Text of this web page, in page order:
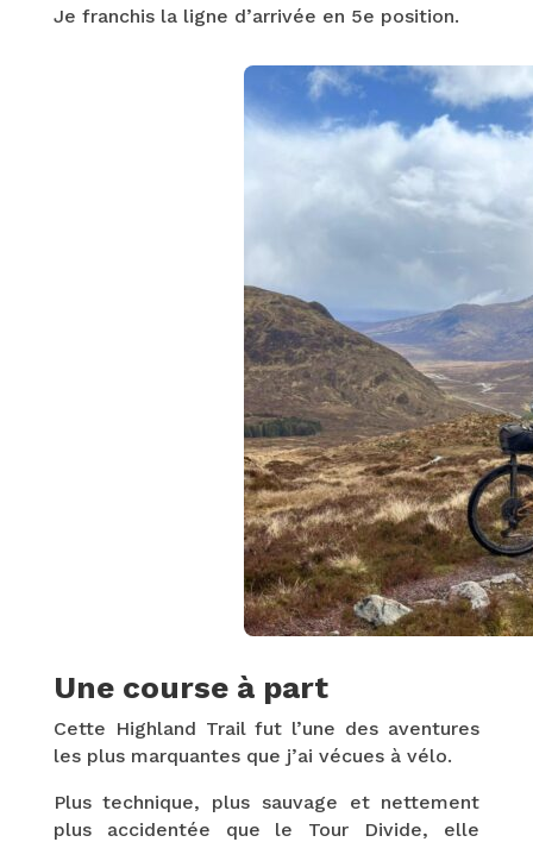
Je franchis la ligne d’arrivée en 5e position.
Une course à part
Cette Highland Trail fut l’une des aventures
les plus marquantes que j’ai vécues à vélo.
Plus technique, plus sauvage et nettement
plus accidentée que le Tour Divide, elle